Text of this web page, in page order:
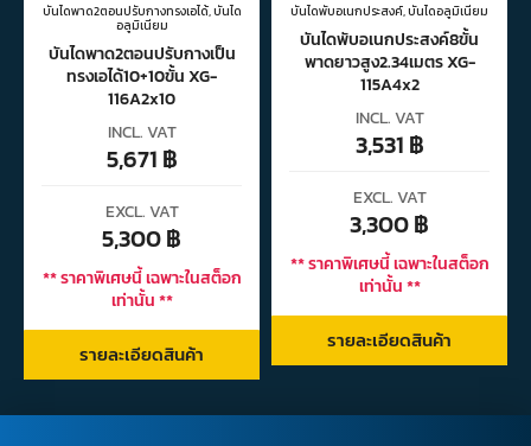
บันไดพาด2ตอนปรับกางทรงเอได้,บันได
อลูมิเนียม
บันไดพาด2ตอนปรับกางเป็น
ทรงเอได้10+10ขั้น XG-
116A2x10
INCL. VAT
5,671 ฿
EXCL. VAT
5,300฿
** ราคาพิเศษนี้ เฉพาะในสต็อก
เท่านั้น **
รายละเอียดสินค้า
บันไดพับอเนกประสงค์,บันไดอลูมิเนียม
บันไดพับอเนกประสงค์8ขั้น
พาดยาวสูง2.34เมตร XG-
115A4x2
INCL. VAT
3,531 ฿
EXCL. VAT
3,300฿
** ราคาพิเศษนี้ เฉพาะในสต็อก
เท่านั้น **
รายละเอียดสินค้า